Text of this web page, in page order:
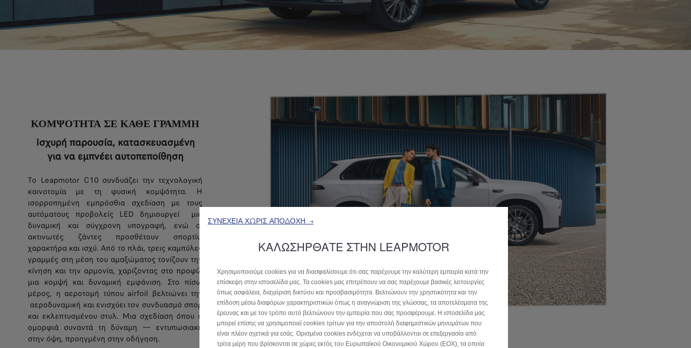
ΚΟΜΨΟΤΗΤΑ ΣΕ ΚΑΘΕ ΓΡΑΜΜΗ
Ισχυρή παρουσία, κατασκευασμένη
για να εμπνέει αυτοπεποίθηση
Το Leapmotor C10 συνδυάζει την τεχνολογική
καινοτομία με τη φυσική κομψότητα. Η
ισορροπημένη εμπρόσθια σχεδίαση με τους
αυτόματους προβολείς LED δημιουργεί
μια
δυναμική και σύγχρονη υπογραφή, ενώ οι
ακτινωτές ζάντες προσθέτουν σπορτίφ
χαρακτήρα και ισχύ.Από το πλάι, τρεις καμπύλες
γραμμές στη μέση του αμαξώματος τονίζουν την
κίνηση και την αρμονία, χαρίζοντας στο προφίλ
μια κομψή και δυναμική εμφάνιση. Στο πίσω
μέρος, η αεροτομή τύπου airfoil βελτιώνει την
αεροδυναμική και ενισχύει τον συνδυασμό σπορ
και εκλεπτυσμένου στυλ. Μια σχεδίαση όπου η
ομορφιά συναντά τη δύναμη — εντυπωσιακή
στην όψη, προηγμένη στην οδήγηση.
ΣΥΝΕΧΕΙΑ ΧΩΡΙΣ ΑΠΟΔΟΧΗ →
ΚΑΛΩΣΗΡΘΑΤΕ ΣΤΗΝ LEAPMOTOR
Χρησιμοποιούμε cookies για να διασφαλίσουμε ότι σας παρέχουμε την καλύτερη εμπειρία κατά την
επίσκεψη στην ιστοσελίδα μας. Τα cookies μας επιτρέπουν να σας παρέχουμε βασικές λειτουργίες
όπως ασφάλεια, διαχείριση δικτύου και προσβασιμότητα. Βελτιώνουν την χρηστικότητα και την
επίδοση μέσω διαφόρων χαρακτηριστικών όπως η αναγνώριση της γλώσσας, τα αποτελέσματα της
έρευνας και με τον τρόπο αυτό βελτιώνουν την εμπειρία που σας προσφέρουμε. Η ιστοσελίδα μας
μπορεί επίσης να χρησιμοποιεί cookies τρίτων για την αποστολή διαφημιστικών μηνυμάτων που
είναι πλέον σχετικά για εσάς. Ορισμένα cookies ενδέχεται να υποβάλλονται σε επεξεργασία από
τρίτα μέρη που βρίσκονται σε χώρες εκτός του Ευρωπαϊκού Οικονομικού Χώρου (ΕΟΧ), τα οποία